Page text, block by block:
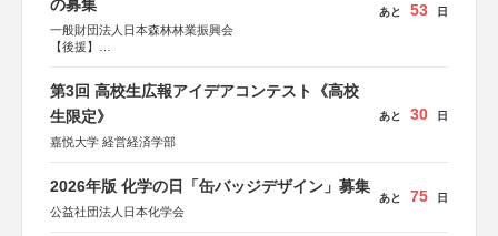
の募集
一般財団法人日本森林林業振興会
【後援】
会、森林火災対策協会
あと 53 日
第3回 高校生広報アイデアコンテスト《高校
生限定》
嘉悦大学 経営経済学部
あと 30 日
2026年版 化学の日「缶バッジデザイン」募集
公益社団法人日本化学会
あと 75 日